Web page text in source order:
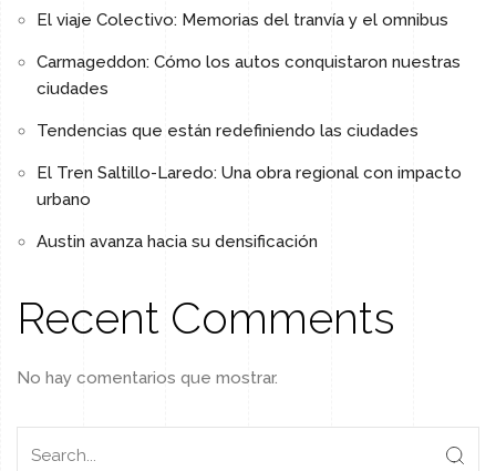
El viaje Colectivo: Memorias del tranvía y el omnibus
Carmageddon: Cómo los autos conquistaron nuestras
ciudades
Tendencias que están redefiniendo las ciudades
El Tren Saltillo-Laredo: Una obra regional con impacto
urbano
Austin avanza hacia su densificación
Recent Comments
No hay comentarios que mostrar.